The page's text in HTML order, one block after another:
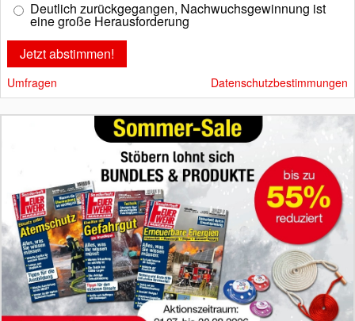
Deutlich zurückgegangen, Nachwuchsgewinnung ist
eine große Herausforderung
Umfragen Datenschutzbestimmungen